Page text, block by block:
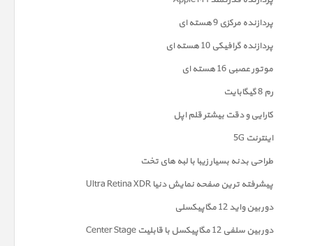
پردازنده مرکزی 9 هسته ای
پردازنده گرافیکی 10 هسته ای
موتور عصبی 16 هسته ای
رم 8 گیگابایت
کارایی و دقت بیشتر قلم اپل
اینترنت 5G
طراحی بدنه بسیار زیبا با لبه های تخت
پیشرفته ترین صفحه نمايش دنیا Ultra Retina XDR
دوربين واید 12 مگاپیکسلی
دوربین سلفی 12 مگاپیکسل با قابلیت Center Stage